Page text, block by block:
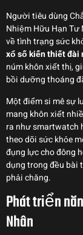
Người tiêu dùng
Nhiệm Hữu Hạn Tư
về tình trạng sức
xổ số kiến thiết đài
núm khôn xiết thị,
bồi dưỡng thoáng
Một điểm si mê sự
mang khôn xiết
ra như smartwatch
theo dõi sức khỏe
đụng lực cho đông
dụng trong đều bài
phải chăng.
Phát triển
Nhân